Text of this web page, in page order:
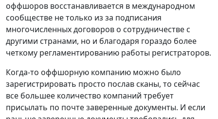
оффшоров восстанавливается в международном
сообществе не только из за подписания
многочисленных договоров о сотрудничестве с
другими странами, но и благодаря гораздо более
четкому регламентированию работы регистраторов.
Когда-то оффшорную компанию можно было
зарегистрировать просто послав сканы, то сейчас
все большее количество компаний требует
присылать по почте заверенные документы. И если